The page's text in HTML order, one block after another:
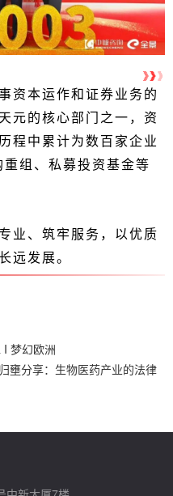
资本运作和证券业务的
元的核心部门之一，资
程中累计为数百家企业
组、私募投资基金等
业、筑牢服务，以优质
远发展。
I 梦幻欧洲
壅分享：生物医药产业的法律